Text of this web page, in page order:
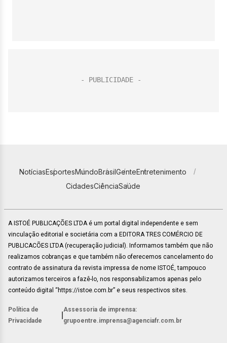
NotíciasEsportesMundoBrasilGenteEntretenimento
CidadesCiênciaSaúde
A ISTOÉ PUBLICAÇÕES LTDA é um portal digital independente e sem
vinculação editorial e societária com a EDITORA TRES COMÉRCIO DE
PUBLICACÕES LTDA (recuperação judicial). Informamos também que não
realizamos cobranças e que também não oferecemos cancelamento do
contrato de assinatura da revista impressa de nome ISTOÉ, tampouco
autorizamos terceiros a fazê-lo, nos responsabilizamos apenas pelo
conteúdo digital “https://istoe.com.br” e seus respectivos sites.
Política de
Privacidade
Assessoria de imprensa:
grupoentre.imprensa@agenciafr.com.br